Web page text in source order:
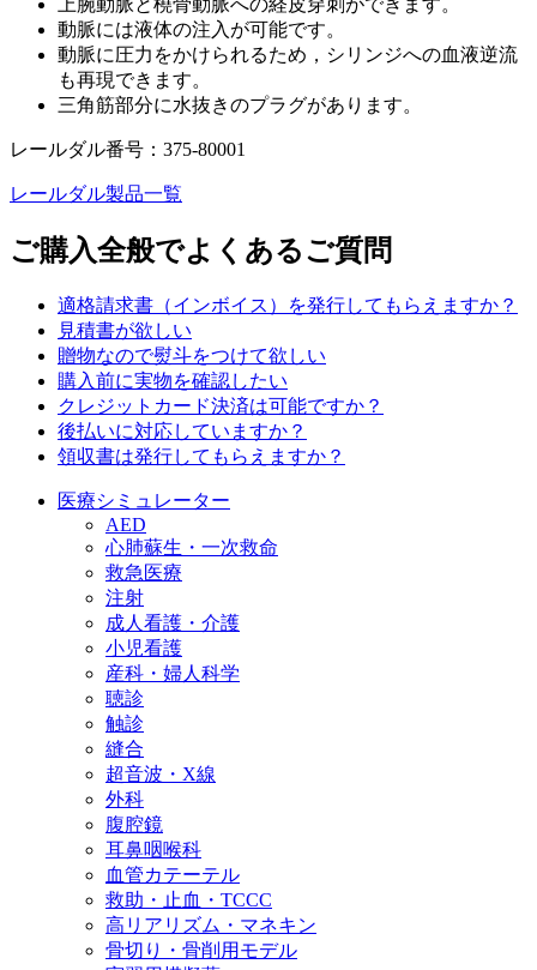
上腕動脈と橈骨動脈への経皮穿刺ができます。
動脈には液体の注入が可能です。
動脈に圧力をかけられるため，シリンジへの血液逆流
も再現できます。
三角筋部分に水抜きのプラグがあります。
レールダル番号：375-80001
レールダル製品一覧
ご購入全般でよくあるご質問
適格請求書（インボイス）を発行してもらえますか？
見積書が欲しい
贈物なので熨斗をつけて欲しい
購入前に実物を確認したい
クレジットカード決済は可能ですか？
後払いに対応していますか？
領収書は発行してもらえますか？
医療シミュレーター
AED
心肺蘇生・一次救命
救急医療
注射
成人看護・介護
小児看護
産科・婦人科学
聴診
触診
縫合
超音波・X線
外科
腹腔鏡
耳鼻咽喉科
血管カテーテル
救助・止血・TCCC
高リアリズム・マネキン
骨切り・骨削用モデル